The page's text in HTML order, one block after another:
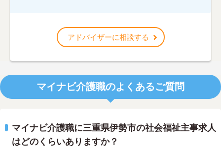
アドバイザーに相談する
マイナビ介護職のよくあるご質問
マイナビ介護職に三重県伊勢市の社会福祉主事求人
はどのくらいありますか？